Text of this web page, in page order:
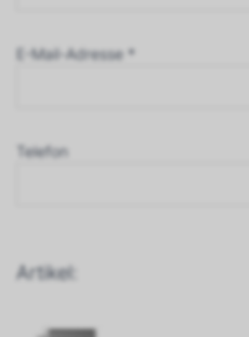
E-Mail-Adresse *
Telefon
Artikel: